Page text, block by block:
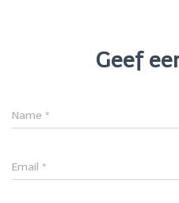
Geef
Name *
Email *